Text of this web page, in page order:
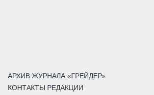
АРХИВ ЖУРНАЛА «ГРЕЙДЕР»
КОНТАКТЫ РЕДАКЦИИ